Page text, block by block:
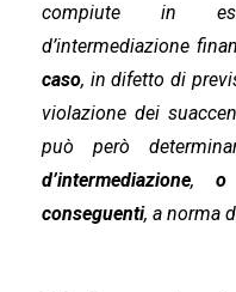
compiute in
d’intermediazione
caso, in difetto di
violazione dei
può però
d’intermediazione, o
conseguenti, a norma